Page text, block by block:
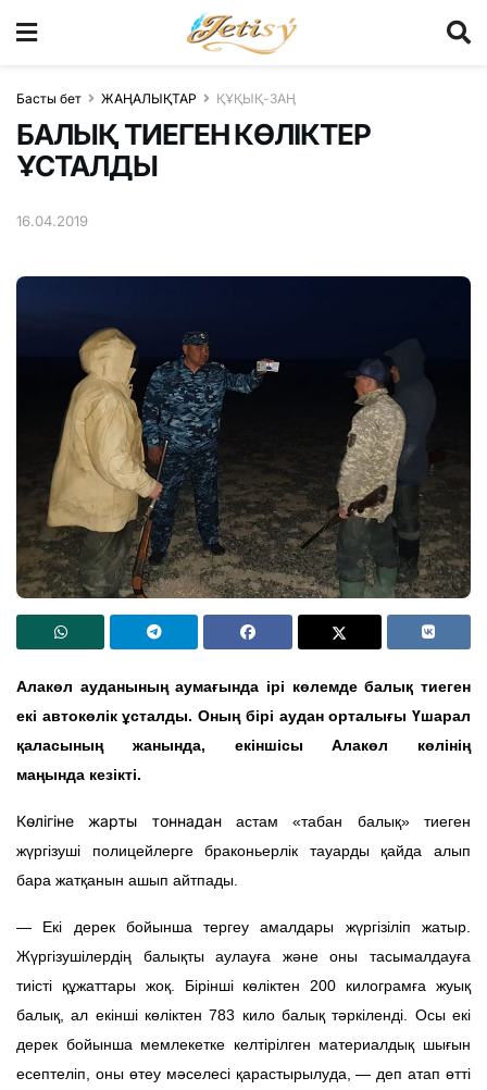
Басты бет ЖАҢАЛЫҚТАР ҚҰҚЫҚ-ЗАҢ
БАЛЫҚ ТИЕГЕН КӨЛІКТЕР
ҰСТАЛДЫ
16.04.2019
Алакөл ауданының аумағында ірі көлемде балық тиеген
екі автокөлік ұсталды. Оның бірі аудан орталығы Үшарал
қаласының жанында, екіншісы Алакөл көлінің
маңында кезікті.
Көлігіне жарты тоннадан астам «табан балық» тиеген
жүргізуші полицейлерге браконьерлік тауарды қайда алып
бара жатқанын ашып айтпады.
— Екі дерек бойынша тергеу амалдары жүргізіліп жатыр.
Жүргізушілердің балықты аулауға және оны тасымалдауға
тиісті құжаттары жоқ. Бірінші көліктен 200 килограмға жуық
балық, ал екінші көліктен 783 кило балық тәркіленді. Осы екі
дерек бойынша мемлекетке келтірілген материалдық шығын
есептеліп, оны өтеу мәселесі қарастырылуда, — деп атап өтті